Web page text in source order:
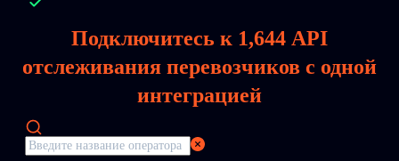
Подключитесь к 1,644 API
отслеживания перевозчиков с одной
интеграцией